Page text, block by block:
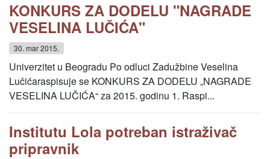
KONKURS ZA DODELU "NAGRADE
VESELINA LUČIĆA"
30. mar 2015.
Univerzitet u Beogradu Po odluci Zadužbine Veselina
Lučićaraspisuje se KONKURS ZA DODELU „NAGRADE
VESELINA LUČIĆA“ za 2015. godinu 1. Raspi...
Institutu Lola potreban istraživač
pripravnik